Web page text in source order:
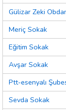
Gülizar Zeki
Meriç Sokak
Eğitim Sokak
Avşar Sokak
Ptt-esenyalı
Sevda Sokak